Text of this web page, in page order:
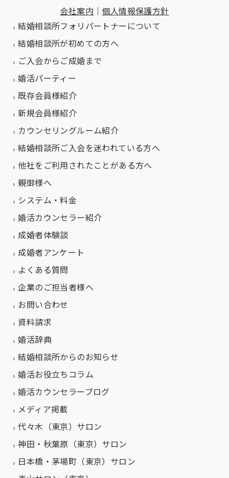
会社案内 ｜ 個人情報保護方針
結婚相談所フォリパートナーについて
結婚相談所が初めての方へ
ご入会からご成婚まで
婚活パーティー
既存会員様紹介
新規会員様紹介
カウンセリングルーム紹介
結婚相談所ご入会を迷われている方へ
他社をご利用されたことがある方へ
親御様へ
システム・料金
婚活カウンセラー紹介
成婚者体験談
成婚者アンケート
よくある質問
企業のご担当者様へ
お問い合わせ
資料請求
婚活辞典
結婚相談所からのお知らせ
婚活お役立ちコラム
婚活カウンセラーブログ
メディア掲載
代々木（東京）サロン
神田・秋葉原（東京）サロン
日本橋・茅場町（東京）サロン